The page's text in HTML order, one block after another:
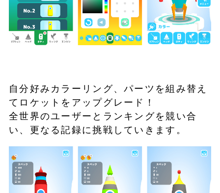
自分好みカラーリング、パーツを組み替え
てロケットをアップグレード！
全世界のユーザーとランキングを競い合
い、更なる記録に挑戦していきます。